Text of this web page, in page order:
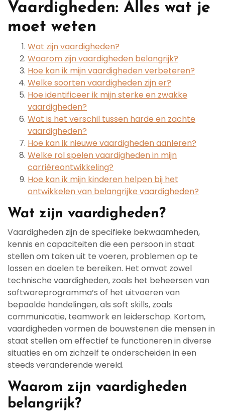
Vaardigheden: Alles wat je
moet weten
Wat zijn vaardigheden?
Waarom zijn vaardigheden belangrijk?
Hoe kan ik mijn vaardigheden verbeteren?
Welke soorten vaardigheden zijn er?
Hoe identificeer ik mijn sterke en zwakke
vaardigheden?
Wat is het verschil tussen harde en zachte
vaardigheden?
Hoe kan ik nieuwe vaardigheden aanleren?
Welke rol spelen vaardigheden in mijn
carrièreontwikkeling?
Hoe kan ik mijn kinderen helpen bij het
ontwikkelen van belangrijke vaardigheden?
Wat zijn vaardigheden?
Vaardigheden zijn de specifieke bekwaamheden,
kennis en capaciteiten die een persoon in staat
stellen om taken uit te voeren, problemen op te
lossen en doelen te bereiken. Het omvat zowel
technische vaardigheden, zoals het beheersen van
softwareprogramma’s of het uitvoeren van
bepaalde handelingen, als soft skills, zoals
communicatie, teamwork en leiderschap. Kortom,
vaardigheden vormen de bouwstenen die mensen in
staat stellen om effectief te functioneren in diverse
situaties en om zichzelf te onderscheiden in een
steeds veranderende wereld.
Waarom zijn vaardigheden
belangrijk?